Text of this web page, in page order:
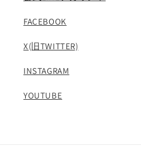
FACEBOOK
X(旧TWITTER)
INSTAGRAM
YOUTUBE